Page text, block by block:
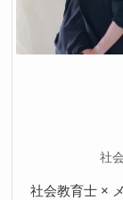
社
社会教育士 ×